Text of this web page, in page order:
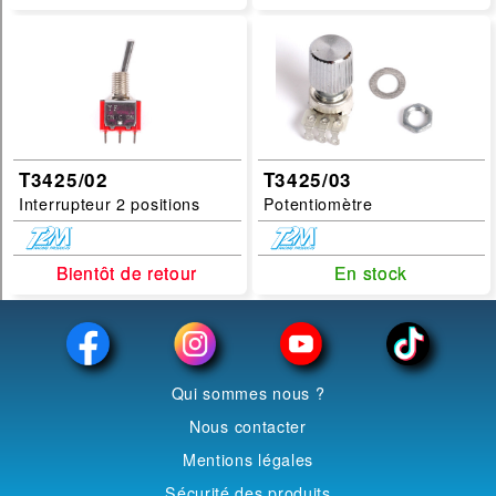
T3425/02
Interrupteur 2 positions
Bientôt de retour
Bientôt de retour
T3425/03
Potentiomètre
En stock
En stock
Qui sommes nous ?
Nous contacter
Mentions légales